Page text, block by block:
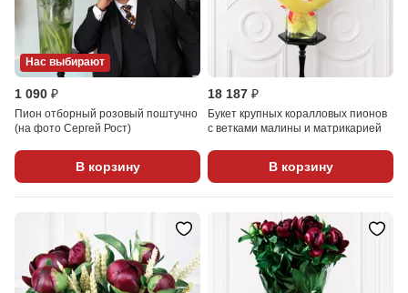
Нас выбирают
1 090 ₽
Пион отборный розовый поштучно
(на фото Сергей Рост)
В корзину
18 187 ₽
Букет крупных коралловых пионов
с ветками малины и матрикарией
В корзину